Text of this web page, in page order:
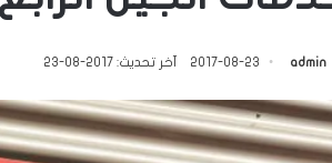
admin
2017-08-23 آخر تحديث: 2017-08-23